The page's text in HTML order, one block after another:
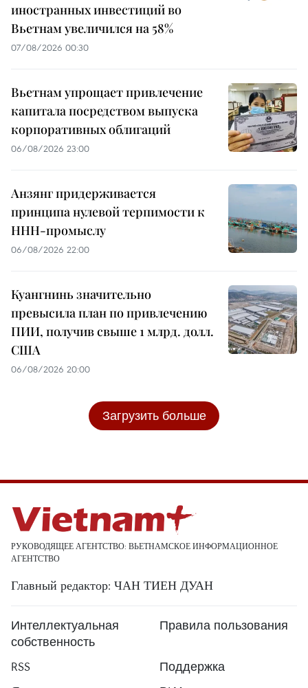
иностранных инвестиций во
Вьетнам увеличился на 58%
07/08/2026 00:30
Вьетнам упрощает привлечение
капитала посредством выпуска
корпоративных облигаций
06/08/2026 23:00
Анзянг придерживается
принципа нулевой терпимости к
ННН-промыслу
06/08/2026 22:00
Куангнинь значительно
превысила план по привлечению
ПИИ, получив свыше 1 млрд. долл.
США
06/08/2026 20:00
Загрузить больше
РУКОВОДЯЩЕЕ АГЕНТСТВО: ВЬЕТНАМСКОЕ ИНФОРМАЦИОННОЕ
АГЕНТСТВО
Главный редактор: ЧАН ТИЕН ДУАН
Интеллектуальная
собственность
Правила пользования
RSS
Поддержка